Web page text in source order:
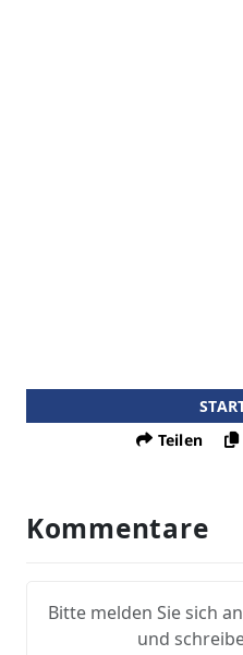
Teilen
Kommentare
Bitte melden Sie sich
und